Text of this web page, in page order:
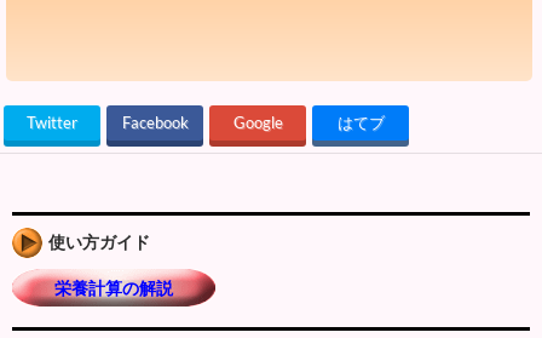
Twitter Facebook Google はてブ
使い方ガイド
栄養計算の解説